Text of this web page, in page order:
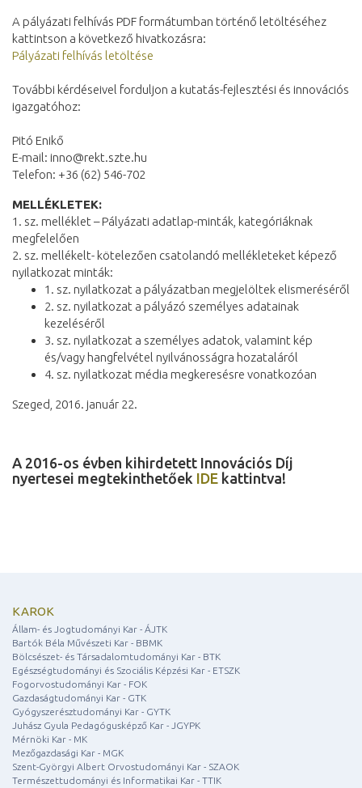
A pályázati felhívás PDF formátumban történő letöltéséhez
kattintson a következő hivatkozásra:
Pályázati felhívás letöltése
További kérdéseivel forduljon a kutatás-fejlesztési és innovációs
igazgatóhoz:
Pitó Enikő
E-mail: inno@rekt.szte.hu
Telefon: +36 (62) 546-702
MELLÉKLETEK:
1. sz. melléklet – Pályázati adatlap-minták, kategóriáknak
megfelelően
2. sz. mellékelt- kötelezően csatolandó mellékleteket képező
nyilatkozat minták:
1. sz. nyilatkozat a pályázatban megjelöltek elismeréséről
2. sz. nyilatkozat a pályázó személyes adatainak
kezeléséről
3. sz. nyilatkozat a személyes adatok, valamint kép
és/vagy hangfelvétel nyilvánosságra hozataláról
4. sz. nyilatkozat média megkeresésre vonatkozóan
Szeged, 2016. január 22.
A 2016-os évben kihirdetett Innovációs Díj
nyertesei megtekinthetőek IDE kattintva!
KAROK
Állam- és Jogtudományi Kar - ÁJTK
Bartók Béla Művészeti Kar - BBMK
Bölcsészet- és Társadalomtudományi Kar - BTK
Egészségtudományi és Szociális Képzési Kar - ETSZK
Fogorvostudományi Kar - FOK
Gazdaságtudományi Kar - GTK
Gyógyszerésztudományi Kar - GYTK
Juhász Gyula Pedagógusképző Kar - JGYPK
Mérnöki Kar - MK
Mezőgazdasági Kar - MGK
Szent-Györgyi Albert Orvostudományi Kar - SZAOK
Természettudományi és Informatikai Kar - TTIK